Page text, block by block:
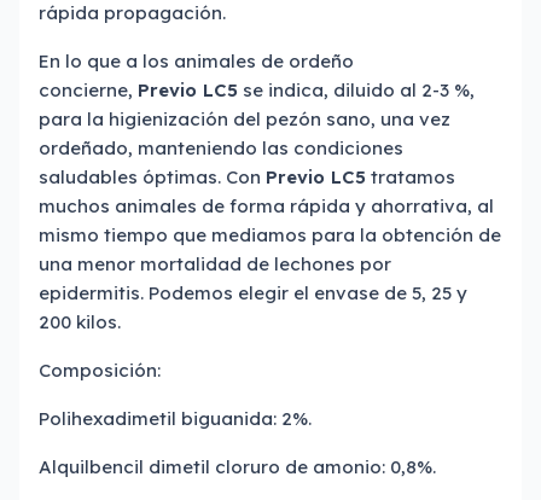
rápida propagación.
En lo que a los animales de ordeño
concierne, Previo LC5 se indica, diluido al 2-3 %,
para la higienización del pezón sano, una vez
ordeñado, manteniendo las condiciones
saludables óptimas. Con Previo LC5 tratamos
muchos animales de forma rápida y ahorrativa, al
mismo tiempo que mediamos para la obtención de
una menor mortalidad de lechones por
epidermitis. Podemos elegir el envase de 5, 25 y
200 kilos.
Composición:
Polihexadimetil biguanida: 2%.
Alquilbencil dimetil cloruro de amonio: 0,8%.